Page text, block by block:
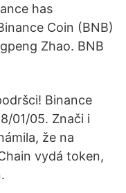
has
Coin (BNB)
Zhao. BNB
Binance
01/05. Znači i
že na
vydá token,